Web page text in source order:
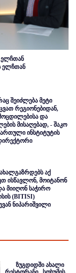
ელჩთან
ელჩთან
შეიძლება მეტი
რეგიონებიდან,
და
მისაღებად, - შაკო
ინსტიტუტის
აქ
ისწავლონ, მოიტანონ
მიიღონ საჭირო
(BITISI)
ნიპარიშვილი
ზუგდიდში ახალი